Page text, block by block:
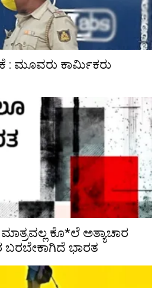
: ಮೂವರು ಕಾರ್ಮಿಕರು
ಕೊ*ಲೆ ಅತ್ಯಾಚಾರ
ಬರಬೇಕಾಗಿದೆ ಭಾರತ